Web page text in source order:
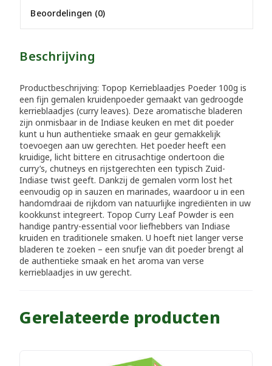
Beoordelingen (0)
Beschrijving
Productbeschrijving: Topop Kerrieblaadjes Poeder 100g is
een fijn gemalen kruidenpoeder gemaakt van gedroogde
kerrieblaadjes (curry leaves). Deze aromatische bladeren
zijn onmisbaar in de Indiase keuken en met dit poeder
kunt u hun authentieke smaak en geur gemakkelijk
toevoegen aan uw gerechten. Het poeder heeft een
kruidige, licht bittere en citrusachtige ondertoon die
curry’s, chutneys en rijstgerechten een typisch Zuid-
Indiase twist geeft. Dankzij de gemalen vorm lost het
eenvoudig op in sauzen en marinades, waardoor u in een
handomdraai de rijkdom van natuurlijke ingrediënten in uw
kookkunst integreert. Topop Curry Leaf Powder is een
handige pantry-essential voor liefhebbers van Indiase
kruiden en traditionele smaken. U hoeft niet langer verse
bladeren te zoeken – een snufje van dit poeder brengt al
de authentieke smaak en het aroma van verse
kerrieblaadjes in uw gerecht.
Gerelateerde producten